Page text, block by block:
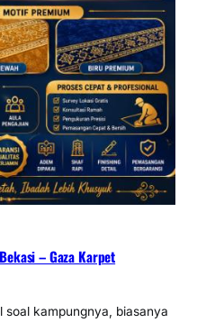
– Gaza Karpet
soal kampungnya, biasanya